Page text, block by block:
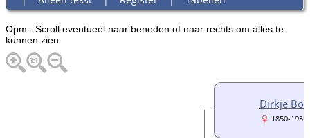
Opm.: Scroll eventueel naar beneden of naar rechts om alles te
kunnen zien.
Dirkje Bos
1850-1931